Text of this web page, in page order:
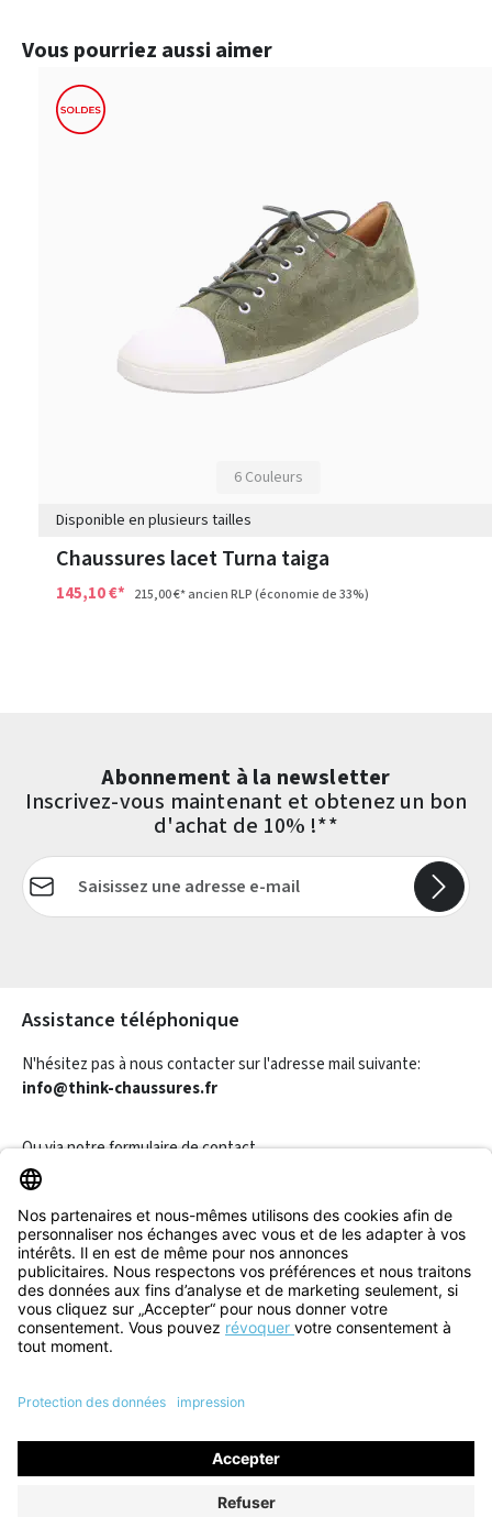
Ignorer la galerie de produits
Vous pourriez aussi aimer
6 Couleurs
Disponible en plusieurs tailles
Chaussures lacet Turna taiga
145,10 €* 215,00 €*ancien RLP(économie de 33%)
Abonnement à la newsletter
Inscrivez-vous maintenant et obtenez un bon
d'achat de 10% !**
Adresse e-mail*
Assistance téléphonique
N'hésitez pas à nous contacter sur l'adresse mail suivante:
info@think-chaussures.fr
Ou via notreformulaire de contact.
Révoquer un contrat
Informations
Aide & Contact
Tous les prix incluent la TVA plus les